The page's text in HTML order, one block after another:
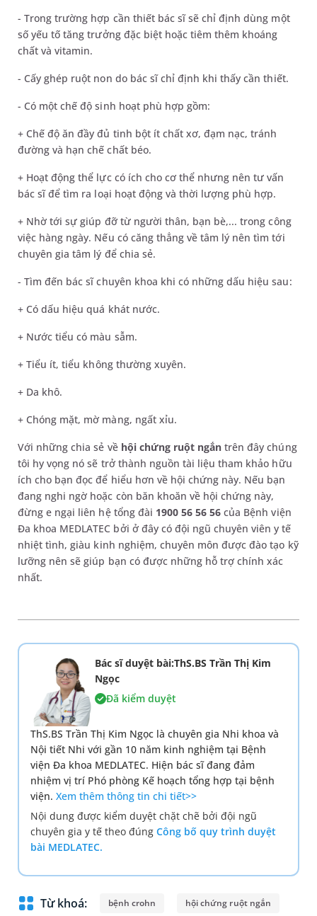
- Trong trường hợp cần thiết bác sĩ sẽ chỉ định dùng một
số yếu tố tăng trưởng đặc biệt hoặc tiêm thêm khoáng
chất và vitamin.
- Cấy ghép ruột non do bác sĩ chỉ định khi thấy cần thiết.
- Có một chế độ sinh hoạt phù hợp gồm:
+ Chế độ ăn đầy đủ tinh bột ít chất xơ, đạm nạc, tránh
đường và hạn chế chất béo.
+ Hoạt động thể lực có ích cho cơ thể nhưng nên tư vấn
bác sĩ để tìm ra loại hoạt động và thời lượng phù hợp.
+ Nhờ tới sự giúp đỡ từ người thân, bạn bè,... trong công
việc hàng ngày. Nếu có căng thẳng về tâm lý nên tìm tới
chuyên gia tâm lý để chia sẻ.
- Tìm đến bác sĩ chuyên khoa khi có những dấu hiệu sau:
+ Có dấu hiệu quá khát nước.
+ Nước tiểu có màu sẫm.
+ Tiểu ít, tiểu không thường xuyên.
+ Da khô.
+ Chóng mặt, mờ màng, ngất xỉu.
Với những chia sẻ về hội chứng ruột ngắn trên đây chúng
tôi hy vọng nó sẽ trở thành nguồn tài liệu tham khảo hữu
ích cho bạn đọc để hiểu hơn về hội chứng này. Nếu bạn
đang nghi ngờ hoặc còn băn khoăn về hội chứng này,
đừng e ngại liên hệ tổng đài 1900 56 56 56 của Bệnh viện
Đa khoa MEDLATEC bởi ở đây có đội ngũ chuyên viên y tế
nhiệt tình, giàu kinh nghiệm, chuyên môn được đào tạo kỹ
lưỡng nên sẽ giúp bạn có được những hỗ trợ chính xác
nhất.
Bác sĩ duyệt bài:ThS.BS Trần Thị Kim
Ngọc
Đã kiểm duyệt
ThS.BS Trần Thị Kim Ngọc là chuyên gia Nhi khoa và
Nội tiết Nhi với gần 10 năm kinh nghiệm tại Bệnh
viện Đa khoa MEDLATEC. Hiện bác sĩ đang đảm
nhiệm vị trí Phó phòng Kế hoạch tổng hợp tại bệnh
viện. Xem thêm thông tin chi tiết>>
Nội dung được kiểm duyệt chặt chẽ bởi đội ngũ
chuyên gia y tế theo đúng Công bố quy trình duyệt
bài MEDLATEC.
Từ khoá: bệnh crohn hội chứng ruột ngắn